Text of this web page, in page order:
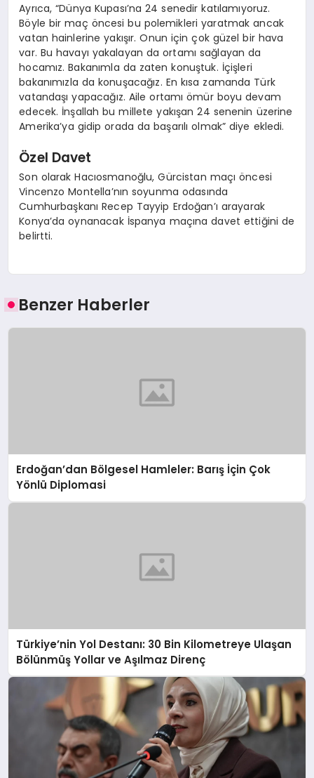
Ayrıca, “Dünya Kupası’na 24 senedir katılamıyoruz.
Böyle bir maç öncesi bu polemikleri yaratmak ancak
vatan hainlerine yakışır. Onun için çok güzel bir hava
var. Bu havayı yakalayan da ortamı sağlayan da
hocamız. Bakanımla da zaten konuştuk. İçişleri
bakanımızla da konuşacağız. En kısa zamanda Türk
vatandaşı yapacağız. Aile ortamı ömür boyu devam
edecek. İnşallah bu millete yakışan 24 senenin üzerine
Amerika’ya gidip orada da başarılı olmak” diye ekledi.
Özel Davet
Son olarak Hacıosmanoğlu, Gürcistan maçı öncesi
Vincenzo Montella’nın soyunma odasında
Cumhurbaşkanı Recep Tayyip Erdoğan’ı arayarak
Konya’da oynanacak İspanya maçına davet ettiğini de
belirtti.
Benzer Haberler
Erdoğan’dan Bölgesel Hamleler: Barış İçin Çok
Yönlü Diplomasi
Türkiye’nin Yol Destanı: 30 Bin Kilometreye Ulaşan
Bölünmüş Yollar ve Aşılmaz Direnç